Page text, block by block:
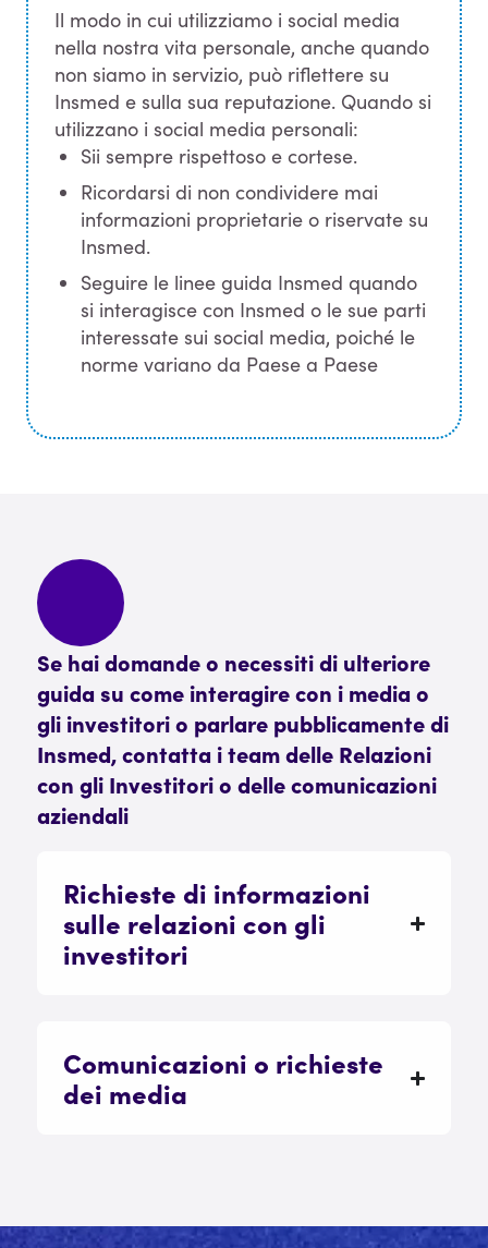
Il modo in cui utilizziamo i social media
nella nostra vita personale, anche quando
non siamo in servizio, può riflettere su
Insmed e sulla sua reputazione. Quando si
utilizzano i social media personali:
Sii sempre rispettoso e cortese.
Ricordarsi di non condividere mai
informazioni proprietarie o riservate su
Insmed.
Seguire le linee guida Insmed quando
si interagisce con Insmed o le sue parti
interessate sui social media, poiché le
norme variano da Paese a Paese
Se hai domande o necessiti di ulteriore
guida su come interagire con i media o
gli investitori o parlare pubblicamente di
Insmed, contatta i team delle Relazioni
con gli Investitori o delle comunicazioni
aziendali
Richieste di informazioni
sulle relazioni con gli
investitori
Comunicazioni o richieste
dei media